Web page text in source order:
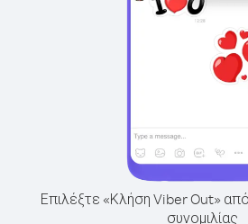
Επιλέξτε «Κλήση Viber Out»
συνομιλίας